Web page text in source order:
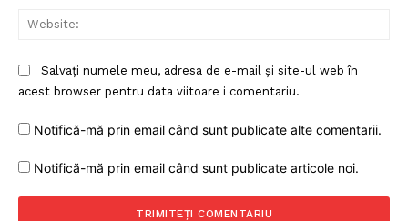
Salvați numele meu, adresa de e-mail și site-ul web în
acest browser pentru data viitoare i comentariu.
Notifică-mă prin email când sunt publicate alte comentarii.
Notifică-mă prin email când sunt publicate articole noi.